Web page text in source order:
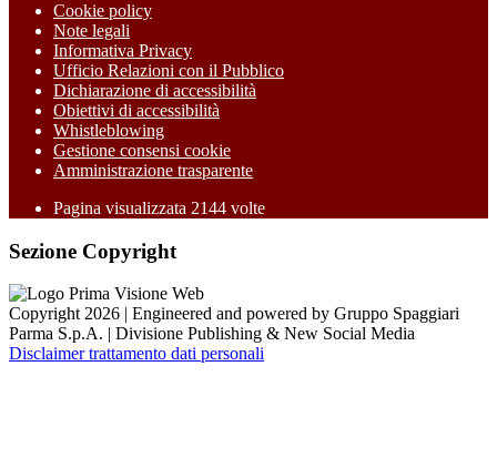
Cookie policy
Note legali
Informativa Privacy
Ufficio Relazioni con il Pubblico
Dichiarazione di accessibilità
Obiettivi di accessibilità
Whistleblowing
Gestione consensi cookie
Amministrazione trasparente
Pagina visualizzata 2144 volte
Sezione Copyright
Copyright 2026 | Engineered and powered by Gruppo Spaggiari
Parma S.p.A. | Divisione Publishing & New Social Media
Disclaimer trattamento dati personali